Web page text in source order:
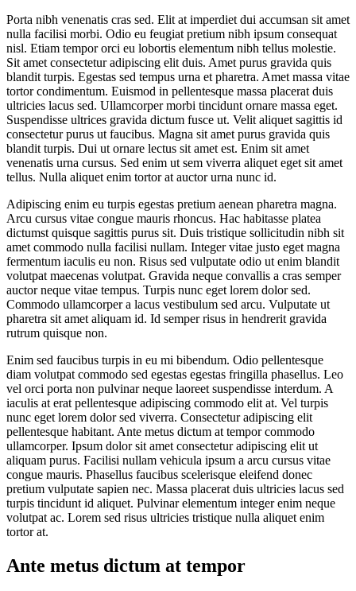
Porta nibh venenatis cras sed. Elit at imperdiet dui accumsan sit amet
nulla facilisi morbi. Odio eu feugiat pretium nibh ipsum consequat
nisl. Etiam tempor orci eu lobortis elementum nibh tellus molestie.
Sit amet consectetur adipiscing elit duis. Amet purus gravida quis
blandit turpis. Egestas sed tempus urna et pharetra. Amet massa vitae
tortor condimentum. Euismod in pellentesque massa placerat duis
ultricies lacus sed. Ullamcorper morbi tincidunt ornare massa eget.
Suspendisse ultrices gravida dictum fusce ut. Velit aliquet sagittis id
consectetur purus ut faucibus. Magna sit amet purus gravida quis
blandit turpis. Dui ut ornare lectus sit amet est. Enim sit amet
venenatis urna cursus. Sed enim ut sem viverra aliquet eget sit amet
tellus. Nulla aliquet enim tortor at auctor urna nunc id.
Adipiscing enim eu turpis egestas pretium aenean pharetra magna.
Arcu cursus vitae congue mauris rhoncus. Hac habitasse platea
dictumst quisque sagittis purus sit. Duis tristique sollicitudin nibh sit
amet commodo nulla facilisi nullam. Integer vitae justo eget magna
fermentum iaculis eu non. Risus sed vulputate odio ut enim blandit
volutpat maecenas volutpat. Gravida neque convallis a cras semper
auctor neque vitae tempus. Turpis nunc eget lorem dolor sed.
Commodo ullamcorper a lacus vestibulum sed arcu. Vulputate ut
pharetra sit amet aliquam id. Id semper risus in hendrerit gravida
rutrum quisque non.
Enim sed faucibus turpis in eu mi bibendum. Odio pellentesque
diam volutpat commodo sed egestas egestas fringilla phasellus. Leo
vel orci porta non pulvinar neque laoreet suspendisse interdum. A
iaculis at erat pellentesque adipiscing commodo elit at. Vel turpis
nunc eget lorem dolor sed viverra. Consectetur adipiscing elit
pellentesque habitant. Ante metus dictum at tempor commodo
ullamcorper. Ipsum dolor sit amet consectetur adipiscing elit ut
aliquam purus. Facilisi nullam vehicula ipsum a arcu cursus vitae
congue mauris. Phasellus faucibus scelerisque eleifend donec
pretium vulputate sapien nec. Massa placerat duis ultricies lacus sed
turpis tincidunt id aliquet. Pulvinar elementum integer enim neque
volutpat ac. Lorem sed risus ultricies tristique nulla aliquet enim
tortor at.
Ante metus dictum at tempor